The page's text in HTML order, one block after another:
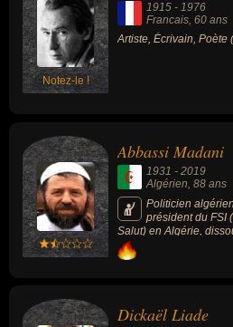
Notez-le !
1915 - 1976
Francais, 60 ans
Artiste, Écrivain, Poète
Abbassi Madani
1931 - 2019
Algérien , 88 ans
Politicien
président du FSI
Salut) en Algérie,
le tribunal administratif
Dickaël Liade